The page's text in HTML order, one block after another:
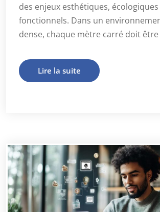
des enjeux esthétiques,
fonctionnels. Dans un
dense, chaque mètre carré doit être
Lire la suite